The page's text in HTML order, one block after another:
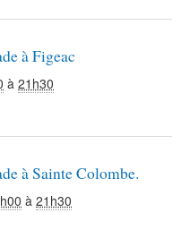
à Figeac
à 21h30
à Sainte Colombe.
à 21h30